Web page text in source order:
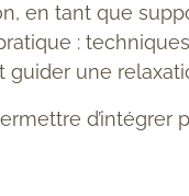
en tant que
:
une
d’intégrer